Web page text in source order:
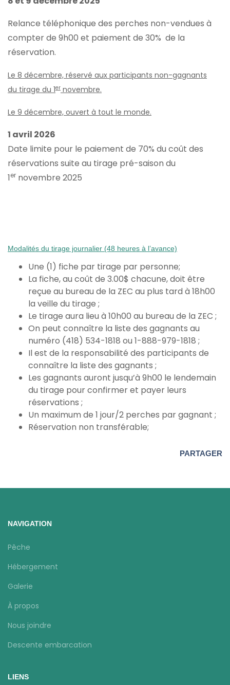
Relance téléphonique des perches non-vendues à
compter de 9h00 et paiement de 30% de la
réservation.
Le 8 décembre, réservé aux participants non-gagnants
du tirage du 1er novembre.
Le 9 décembre, ouvert à tout le monde.
1 avril 2026
Date limite pour le paiement de 70% du coût des
réservations suite au tirage pré-saison du
1er novembre 2025
Modalités du tirage journalier (48 heures à l’avance)
Une (1) fiche par tirage par personne;
La fiche, au coût de 3.00$ chacune, doit être
reçue au bureau de la ZEC au plus tard à 18h00
la veille du tirage ;
Le tirage aura lieu à 10h00 au bureau de la ZEC ;
On peut connaître la liste des gagnants au
numéro (418) 534-1818 ou 1-888-979-1818 ;
Il est de la responsabilité des participants de
connaître la liste des gagnants ;
Les gagnants auront jusqu’à 9h00 le lendemain
du tirage pour confirmer et payer leurs
réservations ;
Un maximum de 1 jour/2 perches par gagnant ;
Réservation non transférable;
PARTAGER
NAVIGATION
Pêche
Hébergement
Galerie
À propos
Nous joindre
Descente embarcation
LIENS